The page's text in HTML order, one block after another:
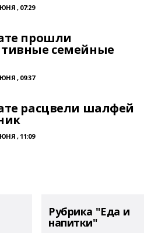
, 07:29
прошли
семейные
, 09:37
расцвели шалфей
, 11:09
Рубрика "Еда и
напитки"